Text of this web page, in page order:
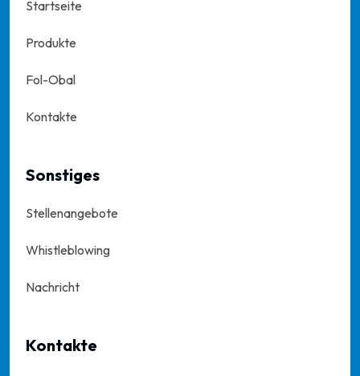
Startseite
Produkte
Fol-Obal
Kontakte
Sonstiges
Stellenangebote
Whistleblowing
Nachricht
Kontakte